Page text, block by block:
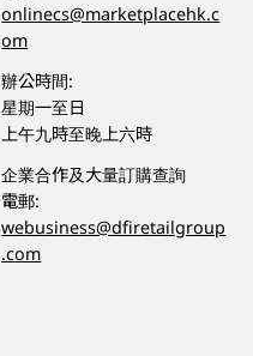
onlinecs@marketplacehk.c
om
辦公時間:
星期一至日
上午九時至晚上六時
企業合作及大量訂購查詢
電郵:
webusiness@dfiretailgroup
.com